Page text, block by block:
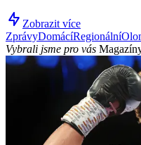
Zobrazit více
ZprávyDomácíRegionální
Vybrali jsme pro vás